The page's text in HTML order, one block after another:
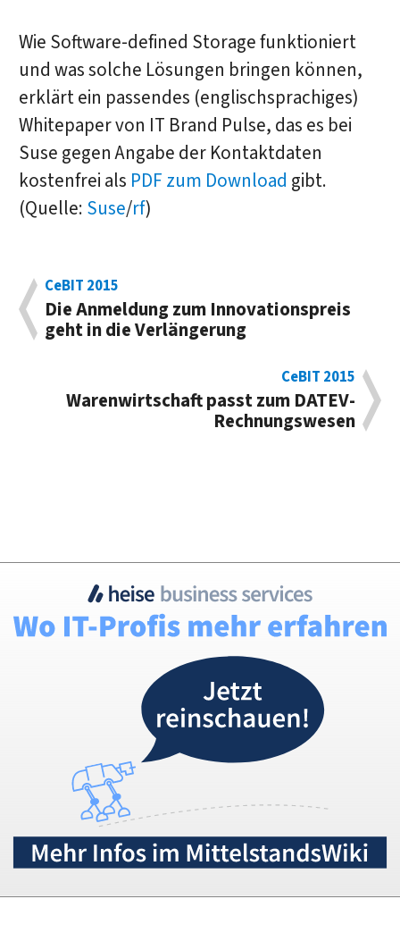
Wie Software-defined Storage funktioniert
und was solche Lösungen bringen können,
erklärt ein passendes (englischsprachiges)
Whitepaper von IT Brand Pulse, das es bei
Suse gegen Angabe der Kontaktdaten
kostenfrei als PDF zum Download gibt.
(Quelle: Suse/rf)
CeBIT 2015
Die Anmeldung zum Innovationspreis
geht in die Verlängerung
CeBIT 2015
Warenwirtschaft passt zum DATEV-
Rechnungswesen